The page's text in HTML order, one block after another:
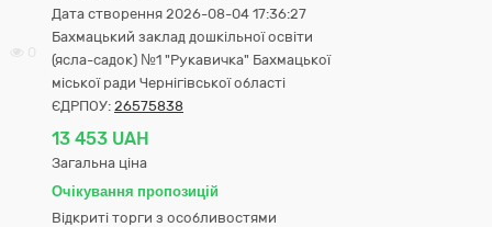
Дата створення 2026-08-04 17:36:27
Бахмацький заклад дошкільної освіти
(ясла-садок) №1 "Рукавичка" Бахмацької
міської ради Чернігівської області
ЄДРПОУ: 26575838
13 453 UAH
Загальна ціна
Очікування пропозицій
Відкриті торги з особливостями